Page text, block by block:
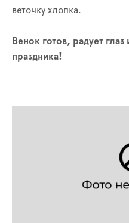
веточку хлопка.
Венок готов, радует
праздника!